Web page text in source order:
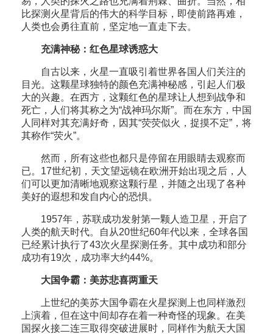
比探测火星背后的伟大的科学目标，即使前路再难，
人类也会勇往直前，坚定地一直走下去。
充满神秘：红色星球诱惑大
自古以来，火星一直吸引着世界各国人们关注的
目光。这颗星球独特的颜色充满神秘感，引起人们极
大的兴趣。在西方，这颗红色的星球让人想到战争和
死亡，人们将其称之为“战神玛尔斯”。而在东方，中国
人同样对其充满好奇，因其“荧荧似火，捉摸不定”，将
其称作“荧火”。
然而，所有这些也都只是停留在用眼睛去观察而
已。17世纪初，天文望远镜在欧洲开始出现之后，人
们可以更加清晰地观察这颗行星，并随之出现了各种
美好的遐想和发自内心的恐惧。
1957年，苏联成功发射第一颗人造卫星，开启了
人类的航天时代。自从20世纪60年代以来，全球各国
已经累计执行了43次火星探测任务。其中成功和部分
成功有19次，成功率大约44%。
大国争霸：美苏悲喜两重天
上世纪的美苏大国争霸在火星探测上也同样激烈
上演着，但在这中间却存在着一种奇怪的现象。在美
国探火接二连三取得突破进展时，同样作为航天大国